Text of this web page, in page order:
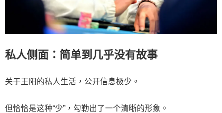
私人侧面：简单到几乎没有故事
关于王阳的私人生活，公开信息极少。
但恰恰是这种“少”，勾勒出了一个清晰的形象。